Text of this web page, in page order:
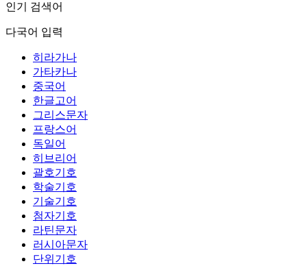
인기 검색어
다국어 입력
히라가나
가타카나
중국어
한글고어
그리스문자
프랑스어
독일어
히브리어
괄호기호
학술기호
기술기호
첨자기호
라틴문자
러시아문자
단위기호